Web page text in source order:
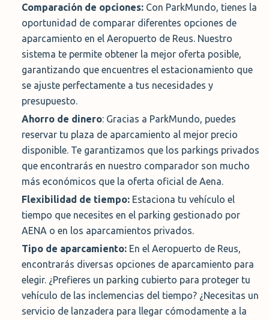
Parking con Servicio de Lanzadera
La opción de lanzadera, también conocida como shuttle
o con bus de cortesía, ofrece una alternativa económica
y conveniente para tu experiencia de estacionamiento
con ParkMundo. Este servicio es igualmente sencillo y
seguro que la opción de valet, pero a un precio más
asequible.
Para utilizar este tipo de aparcamientos, simplemente
conduce hasta el parking y muestra tu reserva
(generalmente puedes hacerlo desde tu smartphone o
tableta). Una vez estacionado, serás trasladado al
aeropuerto en uno de los minibuses de cortesía del
parking. Te dejarán en el área de salidas para que puedas
dirigirte cómodamente a tu terminal.
Cuando regreses de tu viaje, simplemente llama al
número que recibirás en el correo de confirmación para
avisar de tu llegada. Un representante del parking vendrá
a recogerte, generalmente al mismo punto donde te
Comparación de opciones: Con ParkMundo, tienes la
oportunidad de comparar diferentes opciones de
aparcamiento en el Aeropuerto de Reus. Nuestro
sistema te permite obtener la mejor oferta posible,
garantizando que encuentres el estacionamiento que
se ajuste perfectamente a tus necesidades y
presupuesto.
Ahorro de dinero: Gracias a ParkMundo, puedes
reservar tu plaza de aparcamiento al mejor precio
disponible. Te garantizamos que los parkings privados
que encontrarás en nuestro comparador son mucho
más económicos que la oferta oficial de Aena.
Flexibilidad de tiempo: Estaciona tu vehículo el
tiempo que necesites en el parking gestionado por
AENA o en los aparcamientos privados.
Tipo de aparcamiento: En el Aeropuerto de Reus,
encontrarás diversas opciones de aparcamiento para
elegir. ¿Prefieres un parking cubierto para proteger tu
vehículo de las inclemencias del tiempo? ¿Necesitas un
servicio de lanzadera para llegar cómodamente a la